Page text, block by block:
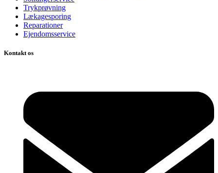
Trykprøvning
Lækagesporing
Reparationer
Ejendomsservice
Kontakt os